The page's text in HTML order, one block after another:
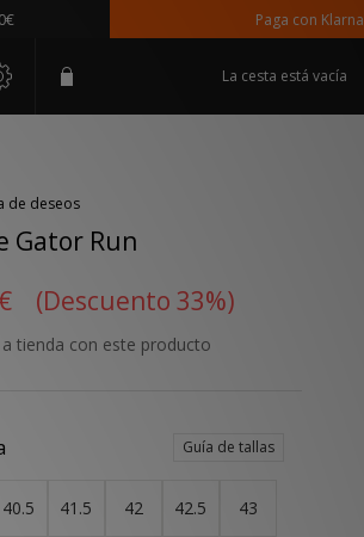
Paga con Klarna
La cesta está vacía
de deseos
Gator Run
(Descuento 33%)
a tienda con este producto
Guía de tallas
40.5 41.5 42 42.5 43